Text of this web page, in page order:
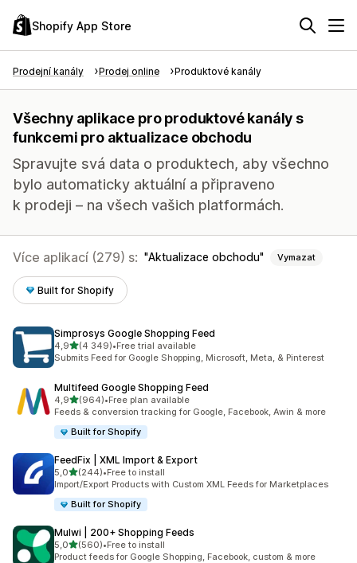
Shopify App Store
Prodejní kanály Prodej online Produktové kanály
Všechny aplikace pro produktové kanály s
funkcemi pro aktualizace obchodu
Spravujte svá data o produktech, aby všechno
bylo automaticky aktuální a připraveno
k prodeji – na všech vašich platformách.
Více aplikací (279) s: Aktualizace obchodu Vymazat
Built for Shopify
Simprosys Google Shopping Feed
4,9z 5 hvězd
(4 349)
Celkový počet recenzí: 4349
•Free trial available
Submits Feed for Google Shopping, Microsoft, Meta, & Pinterest
Multifeed Google Shopping Feed
4,9z 5 hvězd
(964)
Celkový počet recenzí: 964
•Free plan available
Feeds & conversion tracking for Google, Facebook, Awin & more
Built for Shopify
FeedFix | XML Import & Export
5,0z 5 hvězd
(244)
Celkový počet recenzí: 244
•Free to install
Import/Export Products with Custom XML Feeds for Marketplaces
Built for Shopify
Mulwi | 200+ Shopping Feeds
5,0z 5 hvězd
(560)
Celkový počet recenzí: 560
•Free to install
Product feeds for Google Shopping, Facebook, custom & more